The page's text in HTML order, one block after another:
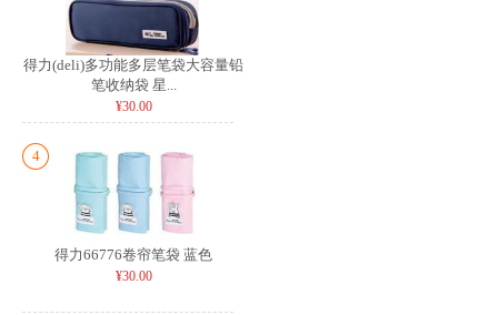
得力(deli)多功能多层笔袋大容量铅
笔收纳袋 星...
¥30.00
4
得力66776卷帘笔袋 蓝色
¥30.00